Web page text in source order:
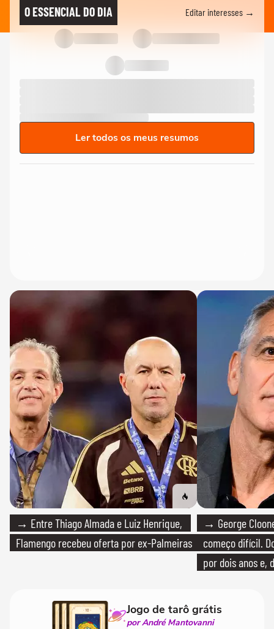
O ESSENCIAL DO DIA Editar interesses →
Ler todos os meus resumos
→ Entre Thiago Almada e Luiz Henrique,
Flamengo recebeu oferta por ex-Palmeiras
→ George
começo difícil.
por dois anos e,
Jogo de tarô grátis
por André Mantovanni